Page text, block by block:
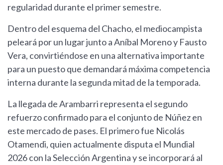
regularidad durante el primer semestre.
Dentro del esquema del Chacho, el mediocampista
peleará por un lugar junto a Aníbal Moreno y Fausto
Vera, convirtiéndose en una alternativa importante
para un puesto que demandará máxima competencia
interna durante la segunda mitad de la temporada.
La llegada de Arambarri representa el segundo
refuerzo confirmado para el conjunto de Núñez en
este mercado de pases. El primero fue Nicolás
Otamendi, quien actualmente disputa el Mundial
2026 con la Selección Argentina y se incorporará al